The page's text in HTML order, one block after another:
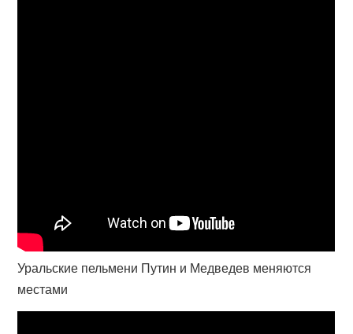
Уральские пельмени Путин и Медведев меняются
местами